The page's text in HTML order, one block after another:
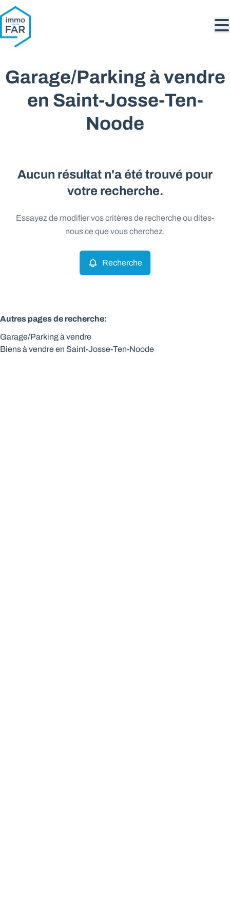
Aller au contenu principal
Garage/Parking à vendre
en Saint-Josse-Ten-
Noode
Aucun résultat n'a été trouvé pour
votre recherche.
Essayez de modifier vos critères de recherche ou dites-
nous ce que vous cherchez.
Recherche
Autres pages de recherche:
Garage/Parking à vendre
Biens à vendre en Saint-Josse-Ten-Noode